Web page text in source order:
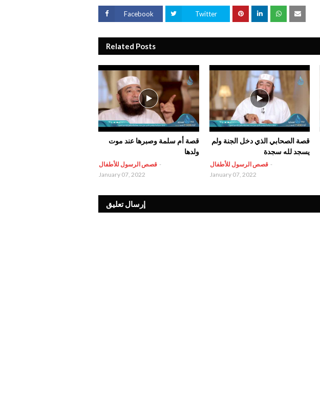
Facebook Twitter
Related Posts
قصة أم سلمة وصبرها عند موت
ولدها
قصص الرسول للأطفال -
January 07, 2022
قصة الصحابي الذي دخل الجنة ولم
يسجد لله سجدة
قصص الرسول للأطفال -
January 07, 2022
إرسال تعليق